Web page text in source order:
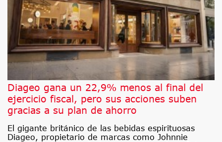
Diageo gana un 22,9% menos al final del
ejercicio fiscal, pero sus acciones suben
gracias a su plan de ahorro
El gigante británico de las bebidas espirituosas
Diageo, propietario de marcas como Johnnie